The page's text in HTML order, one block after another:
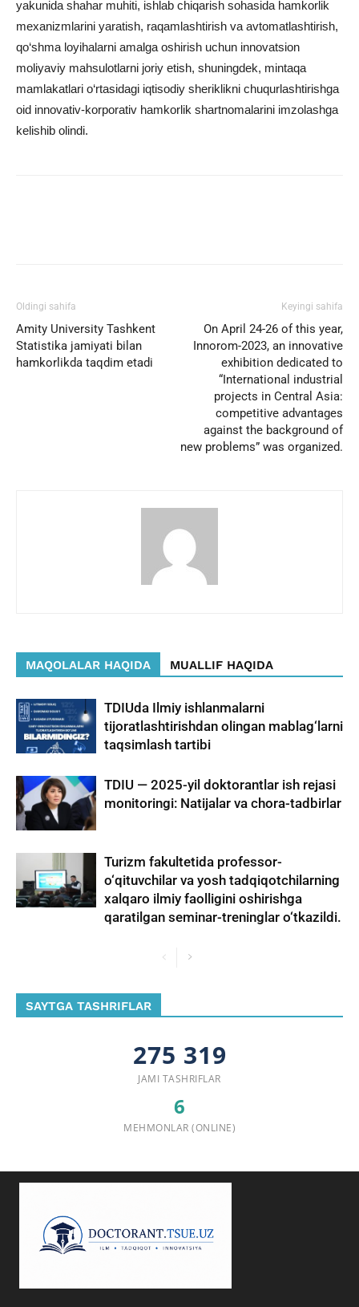
yakunida shahar muhiti, ishlab chiqarish sohasida hamkorlik
mexanizmlarini yaratish, raqamlashtirish va avtomatlashtirish,
qo‘shma loyihalarni amalga oshirish uchun innovatsion
moliyaviy mahsulotlarni joriy etish, shuningdek, mintaqa
mamlakatlari o‘rtasidagi iqtisodiy sheriklikni chuqurlashtirishga
oid innovativ-korporativ hamkorlik shartnomalarini imzolashga
kelishib olindi.
Oldingi sahifa
Amity University Tashkent
Statistika jamiyati bilan
hamkorlikda taqdim etadi
Keyingi sahifa
On April 24-26 of this year,
Innorom-2023, an innovative
exhibition dedicated to
“International industrial
projects in Central Asia:
competitive advantages
against the background of
new problems” was organized.
MAQOLALAR HAQIDA MUALLIF HAQIDA
TDIUda Ilmiy ishlanmalarni
tijoratlashtirishdan olingan mablag‘larni
taqsimlash tartibi
TDIU — 2025-yil doktorantlar ish rejasi
monitoringi: Natijalar va chora-tadbirlar
Turizm fakultetida professor-
o‘qituvchilar va yosh tadqiqotchilarning
xalqaro ilmiy faolligini oshirishga
qaratilgan seminar-treninglar o‘tkazildi.
SAYTGA TASHRIFLAR
275 319
JAMI TASHRIFLAR
6
MEHMONLAR (ONLINE)